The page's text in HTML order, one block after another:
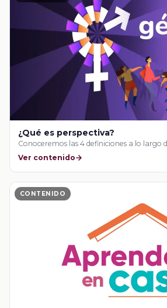
¿Qué es perspectiva?
Conoceremos las 4 definiciones a lo largo
Ver contenido
CONTENIDO